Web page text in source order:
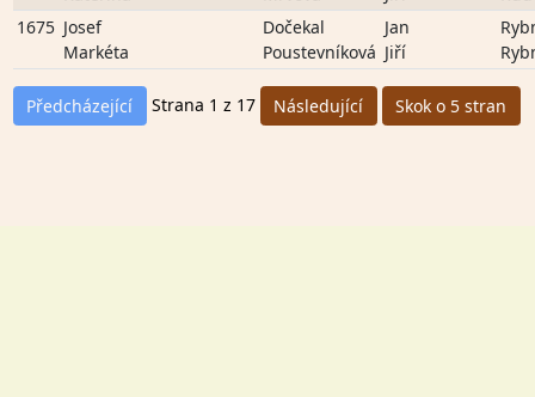
1675 Josef
Markéta
Dočekal
Poustevníková
Jan
Jiří
Předcházející Strana 1 z 17 Následující Skok o 5 stran